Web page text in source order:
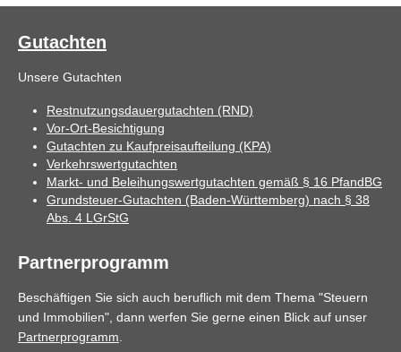
Gutachten
Unsere Gutachten
Restnutzungsdauergutachten (RND)
Vor-Ort-Besichtigung
Gutachten zu Kaufpreisaufteilung (KPA)
Verkehrswertgutachten
Markt- und Beleihungswertgutachten gemäß § 16 PfandBG
Grundsteuer-Gutachten (Baden-Württemberg) nach § 38
Abs. 4 LGrStG
Partnerprogramm
Beschäftigen Sie sich auch beruflich mit dem Thema "Steuern
und Immobilien", dann werfen Sie gerne einen Blick auf unser
Partnerprogramm